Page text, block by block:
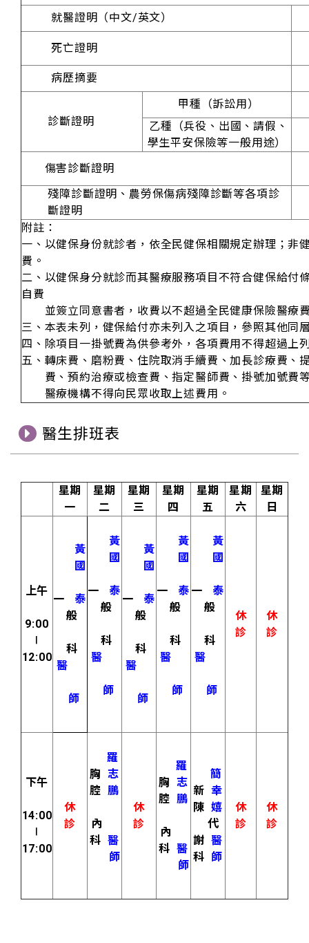
就醫證明（中文/英文）
死亡證明
病歷摘要
診斷證明
甲種（訴訟用）
乙種（兵役、出國、請假、
學生平安保險等一般用途）
傷害診斷證明
殘障診斷證明、農勞保傷病殘障診斷等各項診
斷證明
附註：
一、以健保身份就診者，依全民健保相關規定辦理；非
費。
二、以健保身分就診而其醫療服務項目不符合健保給付
自費
並簽立同意書者，收費以不超過全民健康保險醫療
三、本表未列，健保給付亦未列入之項目，參照其他同
四、除項目一掛號費為供參考外，各項費用不得超過上
五、轉床費、磨粉費、住院取消手續費、加長診療費、
費、預約治療或檢查費、指定醫師費、掛號加號費
醫療機構不得向民眾收取上述費用。
醫生排班表
星期
一
星期
二
星期
三
星期
四
星期
五
星期
六
星期
日
上午
9:00
∣
12:00
黃
國
一 泰
般
科
醫
師
黃
國
一 泰
般
科
醫
師
黃
國
一 泰
般
科
醫
師
黃
國
一 泰
般
科
醫
師
黃
國
一 泰
般
科
醫
師
休
診
休
診
下午
14:00
∣
17:00
休
診
羅
胸志
腔鵬
內
科醫
師
休
診
羅
胸志
腔鵬
內
科醫
師
簡
新幸
陳嬉
代
謝醫
科 師
休
診
休
診